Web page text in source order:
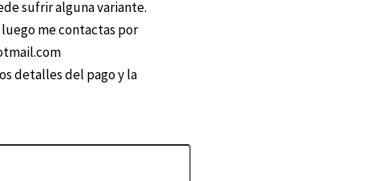
sufrir alguna variante.
me contactas por
detalles del pago y la